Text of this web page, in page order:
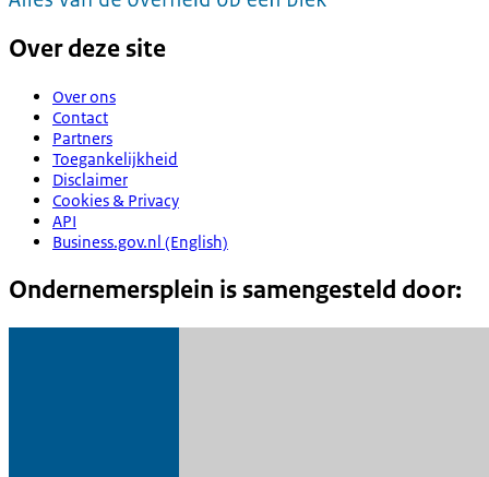
Over deze site
Over ons
Contact
Partners
Toegankelijkheid
Disclaimer
Cookies & Privacy
API
Business.gov.nl (English)
Ondernemersplein is samengesteld door: